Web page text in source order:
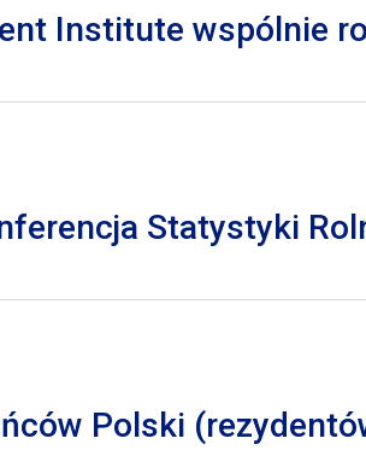
Institute wspólnie
Statystyki
Polski